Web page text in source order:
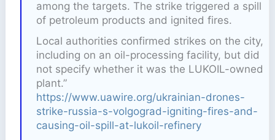
among the targets. The strike triggered a spill
of petroleum products and ignited fires.
Local authorities confirmed strikes on the city,
including on an oil-processing facility, but did
not specify whether it was the LUKOIL-owned
plant.”
https://www.uawire.org/ukrainian-drones-
strike-russia-s-volgograd-igniting-fires-and-
causing-oil-spill-at-lukoil-refinery